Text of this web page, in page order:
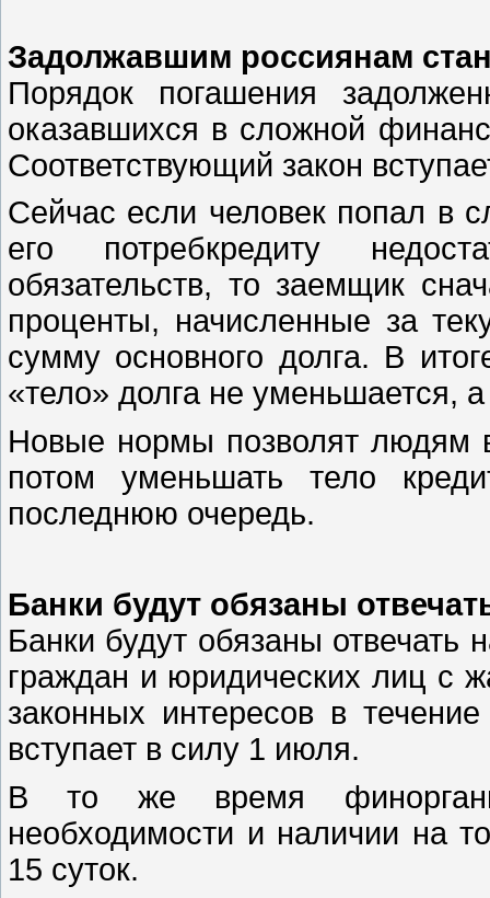
Задолжавшим россиянам
Порядок погашения
оказавшихся в сложной
Соответствующий закон
Сейчас если человек попал в
его потребкредиту
обязательств, то заемщик
проценты, начисленные за
сумму основного долга. В
«тело» долга не уменьшается,
Новые нормы позволят людям
потом уменьшать тело
последнюю очередь.
Банки будут обязаны
Банки будут обязаны
граждан и юридических лиц с
законных интересов в
вступает в силу 1 июля.
В то же время
необходимости и наличии на
15 суток.